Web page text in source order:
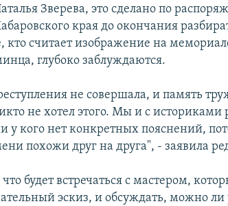
Зверева, это сделано по
края до окончания
кто считает изображение на
глубоко заблуждаются.
не совершала, и память
не хотел этого. Мы и с историками
у кого нет конкретных пояснений,
похожи друг на друга", - заявила
будет встречаться с мастером,
эскиз, и обсуждать, можно ли